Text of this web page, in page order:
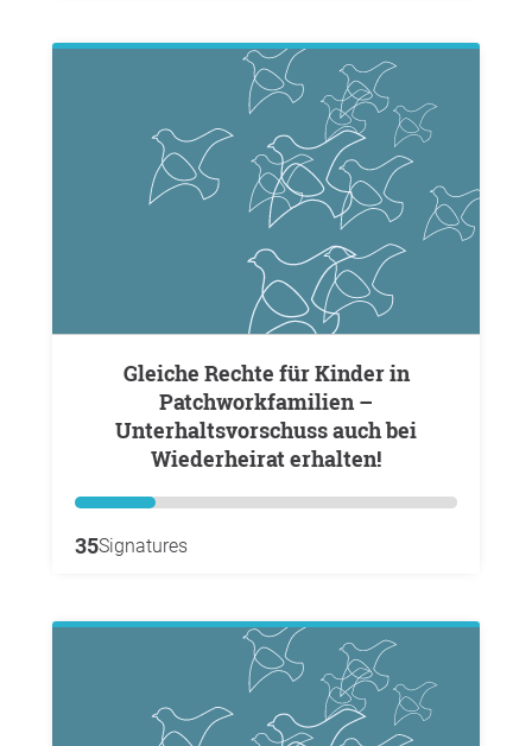
Gleiche Rechte für Kinder in
Patchworkfamilien –
Unterhaltsvorschuss auch bei
Wiederheirat erhalten!
35Signatures